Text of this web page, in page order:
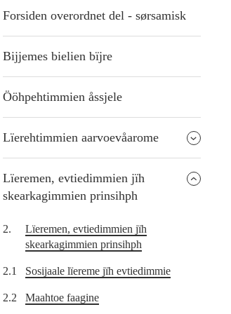
Forsiden overordnet del - sørsamisk
Bijjemes bielien bïjre
Ööhpehtimmien åssjele
Lïerehtimmien aarvoevåarome
Lïeremen, evtiedimmien jïh
skearkagimmien prinsihph
2.
Lïeremen, evtiedimmien jïh
skearkagimmien prinsihph
2.1 Sosijaale lïereme jïh evtiedimmie
2.2 Maahtoe faagine